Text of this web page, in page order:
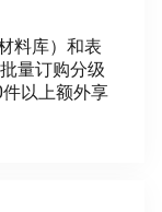
料库）和表
量订购分级
以上额外享